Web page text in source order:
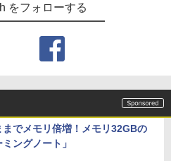
をフォローする
までメモリ倍増！メモリ32GBの
ミングノート」